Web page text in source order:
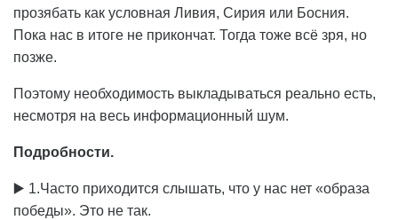
прозябать как условная Ливия, Сирия или Босния.
Пока нас в итоге не прикончат. Тогда тоже всё зря, но
позже.
Поэтому необходимость выкладываться реально есть,
несмотря на весь информационный шум.
Подробности.
▶️ 1.Часто приходится слышать, что у нас нет «образа
победы». Это не так.